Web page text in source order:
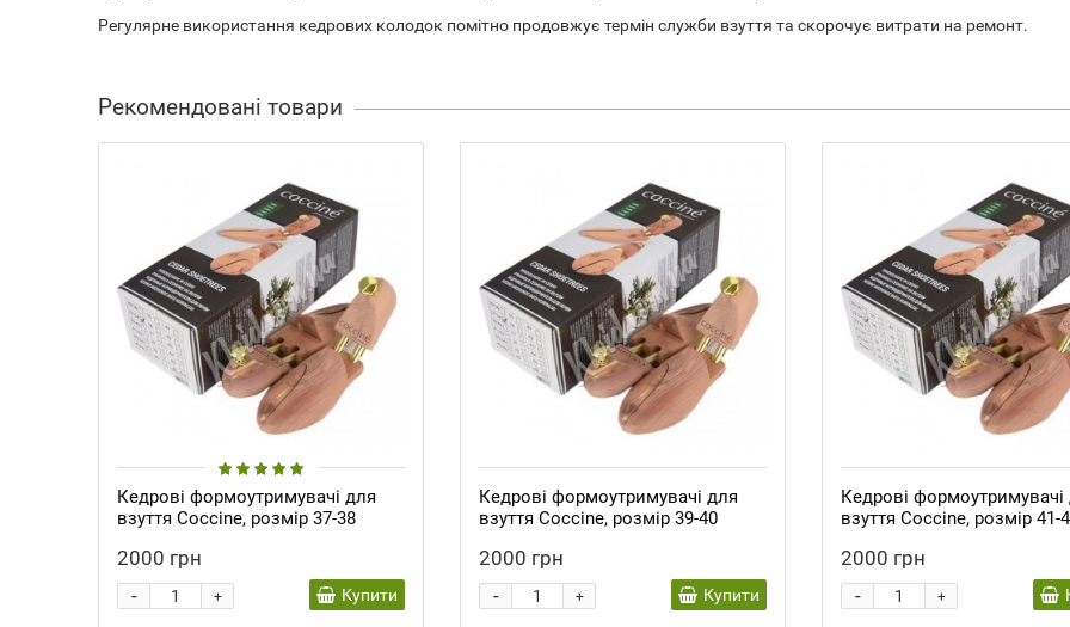
Регулярне використання кедрових колодок помітно продовжує термін служби взуття та скорочує витрати на ремонт.
Рекомендовані товари
Кедрові формоутримувачі для
взуття Coccine, розмір 37-38
2000 грн
+
- Купити
Кедрові формоутримувачі для
взуття Coccine, розмір 39-40
2000 грн
+
- Купити
Кедрові формоутримувачі
взуття Coccine, розмір 41-
2000 грн
+
-